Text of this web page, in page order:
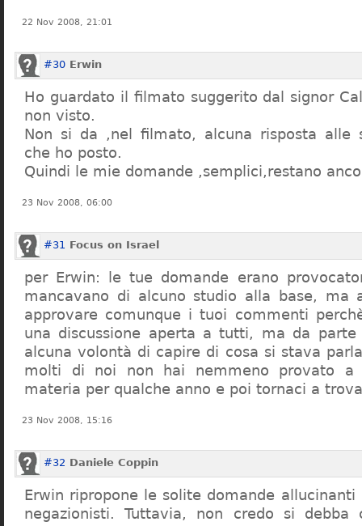
22 Nov 2008, 21:01
#30 Erwin
Ho guardato il filmato suggerito dal signor
non visto.
Non si da ,nel filmato, alcuna risposta alle
che ho posto.
Quindi le mie domande ,semplici,restano
23 Nov 2008, 06:00
#31 Focus on Israel
per Erwin: le tue domande erano
mancavano di alcuno studio alla base, ma
approvare comunque i tuoi commenti
una discussione aperta a tutti, ma da parte
alcuna volontà di capire di cosa si stava
molti di noi non hai nemmeno provato a
materia per qualche anno e poi tornaci a
23 Nov 2008, 15:16
#32 Daniele Coppin
Erwin ripropone le solite domande
negazionisti. Tuttavia, non credo si debba